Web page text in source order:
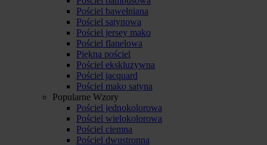
Pościel bawełniana
Pościel satynowa
Pościel jersey mako
Pościel flanelowa
Piękna pościel
Pościel ekskluzywna
Pościel jacquard
Pościel mako satyna
Popularne Wzory
Pościel jednokolorowa
Pościel wielokolorowa
Pościel ciemna
Pościel dwustronna